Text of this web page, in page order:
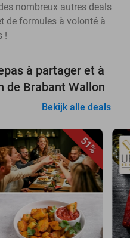
nombreux autres deals
de formules à volonté à
!
à partager et à
de Brabant Wallon
Bekijk alle deals
51%